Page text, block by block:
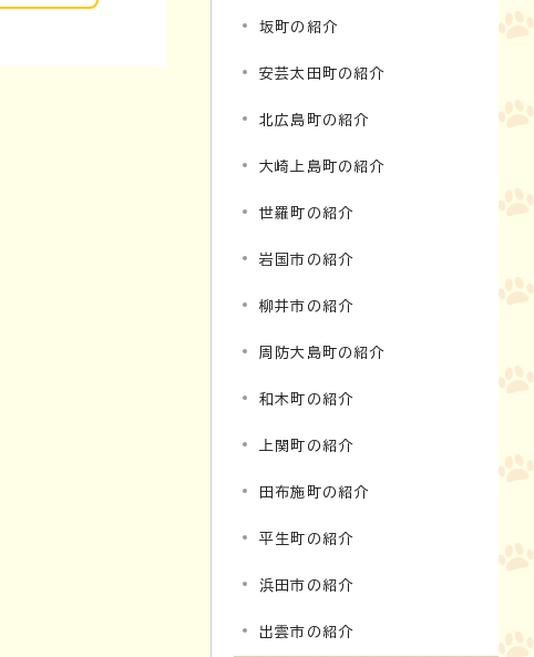
坂町の紹介
安芸太田町の紹介
北広島町の紹介
大崎上島町の紹介
世羅町の紹介
岩国市の紹介
柳井市の紹介
周防大島町の紹介
和木町の紹介
上関町の紹介
田布施町の紹介
平生町の紹介
浜田市の紹介
出雲市の紹介